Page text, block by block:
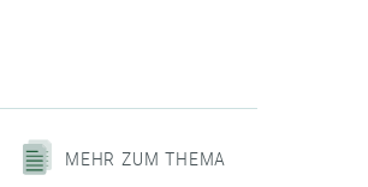
MEHR ZUM THEMA